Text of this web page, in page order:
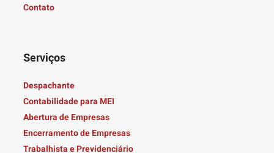
Contato
Serviços
Despachante
Contabilidade para MEI
Abertura de Empresas
Encerramento de Empresas
Trabalhista e Previdenciário